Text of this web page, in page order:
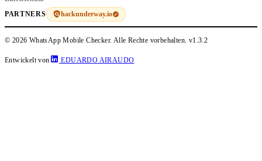
PARTNERS hackunderway.io
© 2026 WhatsApp Mobile Checker. Alle Rechte vorbehalten. v1.3.2
Entwickelt von EDUARDO AIRAUDO